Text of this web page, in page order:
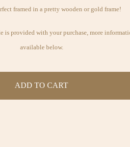
framed in a pretty wooden or gold frame!
is provided with your purchase, more
available below.
ADD TO CART